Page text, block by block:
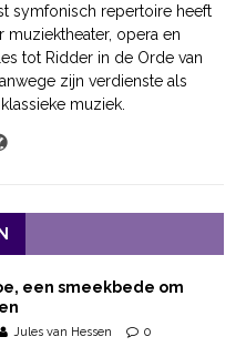
symfonisch repertoire heeft
muziektheater, opera en
tot Ridder in de Orde van
zijn verdienste als
muziek.
een smeekbede om
Jules van Hessen 0